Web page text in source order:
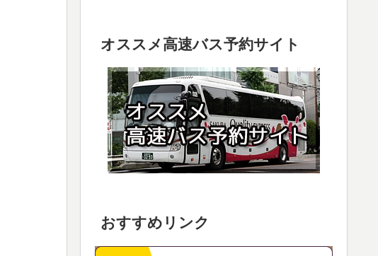
オススメ高速バス予約サイト
おすすめリンク